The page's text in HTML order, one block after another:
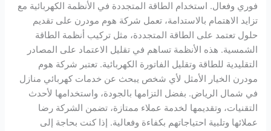
فوري وفعال. استخدام الطاقة المتجددة في الأنظمة الكهربائية مع
تزايد الاهتمام بالاستدامة، تعمل شركة هوم مودرن على تقديم
حلول تعتمد على الطاقة المتجددة، مثل تركيب أنظمة الطاقة
الشمسية. هذه الأنظمة تساهم في تقليل الاعتماد على المصادر
التقليدية للطاقة وتقليل الفاتورة الكهربائية. تعتبر شركة هوم
مودرن الخيار الأمثل لأي شخص يبحث عن خدمات كهربائي منازل
في شمال الرياض. بفضل التزامها بالجودة، واستخدامها لأحدث
التقنيات، وتقديمها لخدمة عملاء ممتازة، تضمن الشركة رضا
عملائها وتلبية احتياجاتهم بكفاءة وفعالية. إذا كنت بحاجة إلى